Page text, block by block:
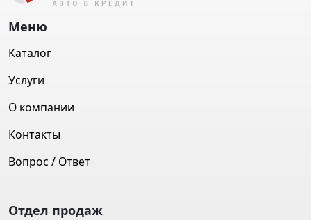
Меню
Каталог
Услуги
О компании
Контакты
Вопрос / Ответ
Отдел продаж